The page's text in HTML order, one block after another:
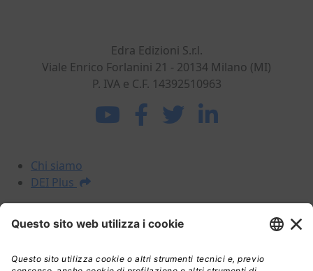
Edra Edizioni S.r.l.
Viale Enrico Forlanini 21 - 20134 Milano (MI)
P. IVA e C.F. 14392510963
Chi siamo
DEI Plus
I NOSTRI PRODOTTI
Prezzari
DEI Plus Premium